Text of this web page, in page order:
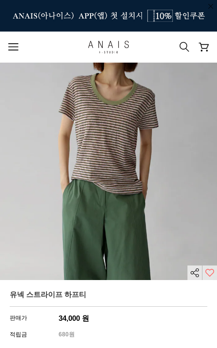
인기 검색어
#신상7%할인 #아나이스 제작
#MD추천 #당일발송 #BEST OF BEST
유넥 스트라이프 하프티
판매가 34,000 원
적립금 680원